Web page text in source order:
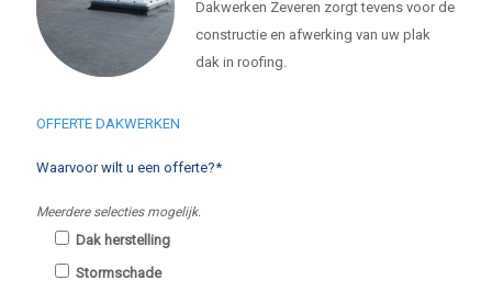
Dakwerken Zeveren zorgt tevens voor de
constructie en afwerking van uw plak
dak in roofing.
OFFERTE DAKWERKEN
Waarvoor wilt u een offerte?*
Meerdere selecties mogelijk.
Dak herstelling
Stormschade